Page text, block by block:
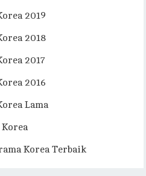
2019
2018
2017
2016
Lama
Korea Terbaik